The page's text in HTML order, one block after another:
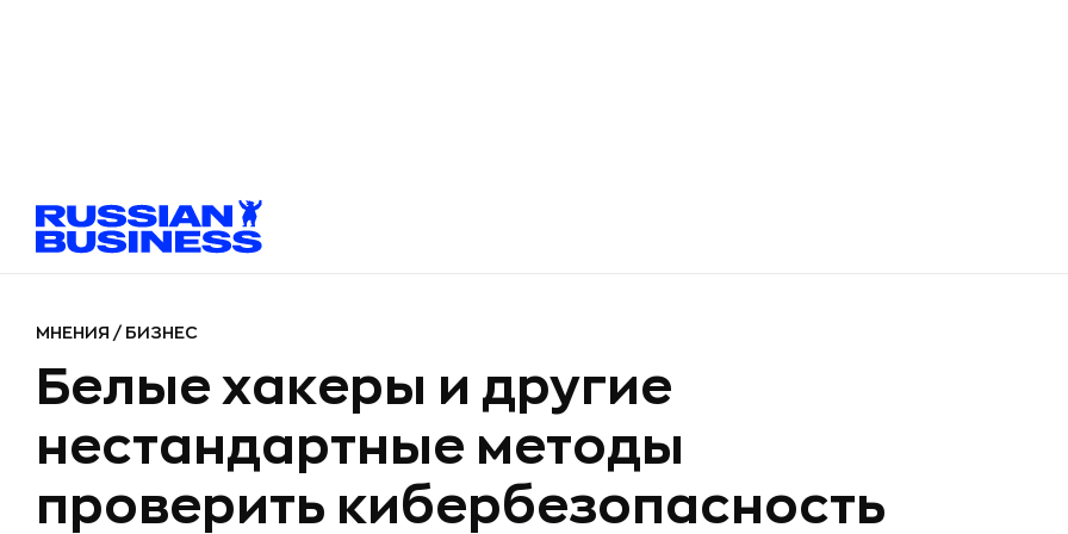
МНЕНИЯ / БИЗНЕС
Белые хакеры и другие
нестандартные методы
проверить кибербезопасность